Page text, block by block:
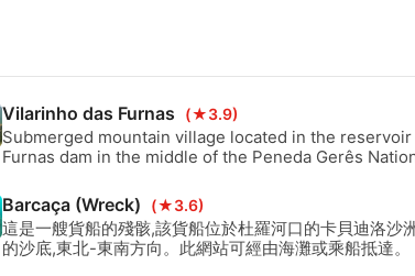
Vilarinho das Furnas (★3.9)
Submerged mountain village located in the
Furnas dam in the middle of the Peneda Gerês
Barcaça (Wreck) (★3.6)
這是一艘貨船的殘骸,該貨船位於杜羅河口的卡貝迪洛沙
的沙底,東北-東南方向。此網站可經由海灘或乘船抵達。